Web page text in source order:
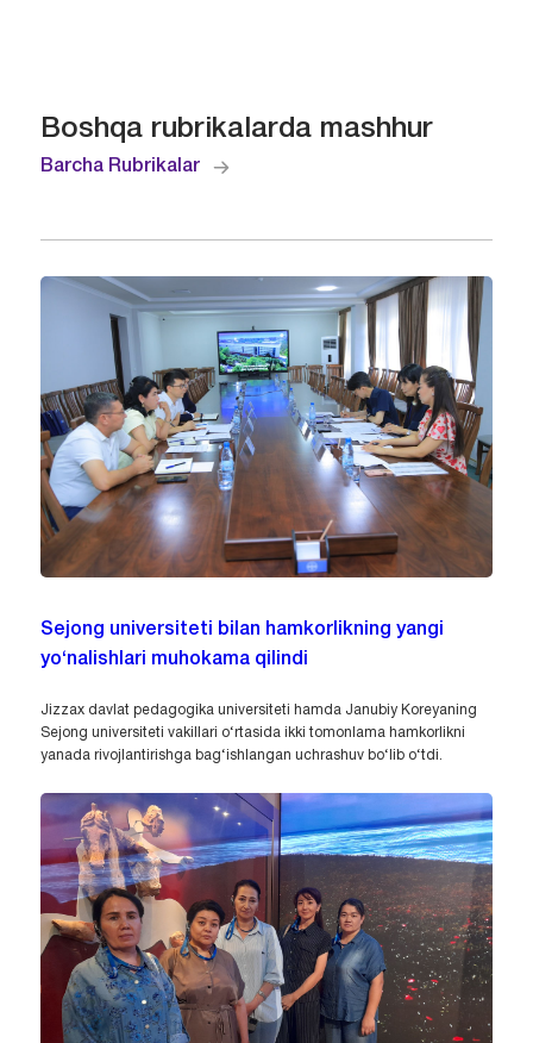
Boshqa rubrikalarda mashhur
Barcha Rubrikalar
Sejong universiteti bilan hamkorlikning yangi
yo‘nalishlari muhokama qilindi
Jizzax davlat pedagogika universiteti hamda Janubiy Koreyaning
Sejong universiteti vakillari o‘rtasida ikki tomonlama hamkorlikni
yanada rivojlantirishga bag‘ishlangan uchrashuv bo‘lib o‘tdi.